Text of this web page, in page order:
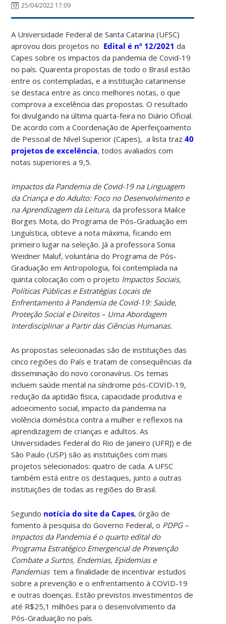
25/04/2022 17:09
A Universidade Federal de Santa Catarina (UFSC)
aprovou dois projetos no Edital é nº 12/2021 da
Capes sobre os impactos da pandemia de Covid-19
no país. Quarenta propostas de todo o Brasil estão
entre os contempladas, e a instituição catarinense
se destaca entre as cinco melhores notas, o que
comprova a excelência das propostas. O resultado
foi divulgando na última quarta-feira no Diário Oficial.
De acordo com a Coordenação de Aperfeiçoamento
de Pessoal de Nível Superior (Capes), a lista traz 40
projetos de excelência, todos avaliados com
notas superiores a 9,5.
Impactos da Pandemia de Covid-19 na Linguagem
da Criança e do Adulto: Foco no Desenvolvimento e
na Aprendizagem da Leitura,da professora Mailce
Borges Mota, do Programa de Pós-Graduação em
Linguística, obteve a nota máxima, ficando em
primeiro lugar na seleção. Já a professora Sonia
Weidner Maluf, voluntária do Programa de Pós-
Graduação em Antropologia, foi contemplada na
quinta colocação com o projeto Impactos Sociais,
Políticas Públicas e Estratégias Locais de
Enfrentamento à Pandemia de Covid-19: Saúde,
Proteção Social e Direitos – Uma Abordagem
Interdisciplinar a Partir das Ciências Humanas.
As propostas selecionadas são de instituições das
cinco regiões do País e tratam de consequências da
disseminação do novo coronavírus. Os temas
incluem saúde mental na síndrome pós-COVID-19,
redução da aptidão física, capacidade produtiva e
adoecimento social, impacto da pandemia na
violência doméstica contra a mulher e reflexos na
aprendizagem de crianças e adultos. As
Universidades Federal do Rio de Janeiro (UFRJ) e de
São Paulo (USP) são as instituições com mais
projetos selecionados: quatro de cada. A UFSC
também está entre os destaques, junto a outras
instituições de todas as regiões do Brasil.
Segundo notícia do site da Capes, órgão de
fomento à pesquisa do Governo Federal, o PDPG –
Impactos da Pandemia é o quarto edital do
Programa Estratégico Emergencial de Prevenção
Combate a Surtos, Endemias, Epidemias e
Pandemiastem a finalidade de incentivar estudos
sobre a prevenção e o enfrentamento à COVID-19
e outras doenças. Estão previstos investimentos de
até R$25,1 milhões para o desenvolvimento da
Pós-Graduação no país.